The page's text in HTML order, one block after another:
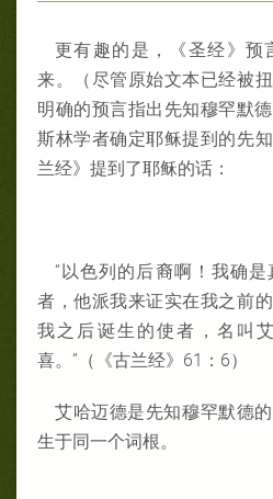
更有趣的是，《圣经》预
来。（尽管原始文本已经被
明确的预言指出先知穆罕默
斯林学者确定耶稣提到的先
兰经》提到了耶稣的话：
“以色列的后裔啊！我确
者，他派我来证实在我之前
我之后诞生的使者，名叫
喜。”（《古兰经》61：6）
艾哈迈德是先知穆罕默德
生于同一个词根。